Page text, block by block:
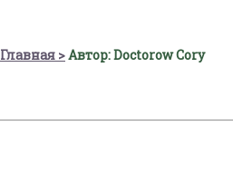
Главная Автор: Doctorow Cory